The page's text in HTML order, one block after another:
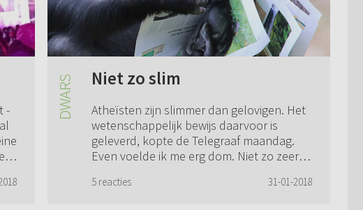
-
Niet zo slim
Atheïsten zijn slimmer dan gelovigen. Het
wetenschappelijk bewijs daarvoor is
geleverd, kopte de Telegraaf maandag.
Even voelde ik me erg dom. Niet zo zeer
vo...
5 reacties 31-01-2018